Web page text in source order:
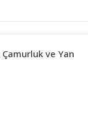
Çamurluk ve Yan